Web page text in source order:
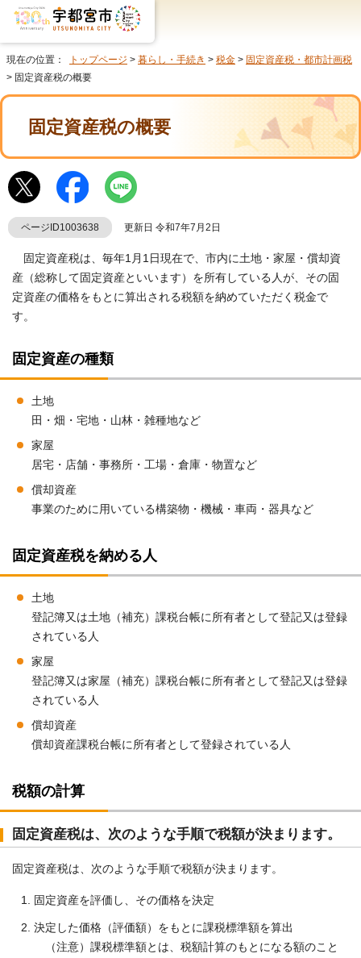
現在の位置： トップページ > 暮らし・手続き > 税金 > 固定資産税・都市計画税
> 固定資産税の概要
固定資産税の概要
ページID1003638 更新日 令和7年7月2日
固定資産税は、毎年1月1日現在で、市内に土地・家屋・償却資
産（総称して固定資産といいます）を所有している人が、その固
定資産の価格をもとに算出される税額を納めていただく税金で
す。
固定資産の種類
土地
田・畑・宅地・山林・雑種地など
家屋
居宅・店舗・事務所・工場・倉庫・物置など
償却資産
事業のために用いている構築物・機械・車両・器具など
固定資産税を納める人
土地
登記簿又は土地（補充）課税台帳に所有者として登記又は登録
されている人
家屋
登記簿又は家屋（補充）課税台帳に所有者として登記又は登録
されている人
償却資産
償却資産課税台帳に所有者として登録されている人
税額の計算
固定資産税は、次のような手順で税額が決まります。
固定資産税は、次のような手順で税額が決まります。
固定資産を評価し、その価格を決定
決定した価格（評価額）をもとに課税標準額を算出
（注意）課税標準額とは、税額計算のもとになる額のこと